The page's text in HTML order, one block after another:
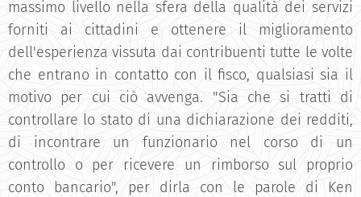
massimo livello nella sfera della qualità dei servizi
forniti ai cittadini e ottenere il miglioramento
dell'esperienza vissuta dai contribuenti tutte le volte
che entrano in contatto con il fisco, qualsiasi sia il
motivo per cui ciò avvenga. "Sia che si tratti di
controllare lo stato di una dichiarazione dei redditi,
di incontrare un funzionario nel corso di un
controllo o per ricevere un rimborso sul proprio
conto bancario", per dirla con le parole di Ken